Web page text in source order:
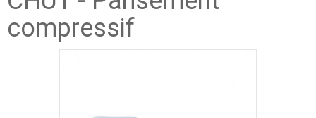
compressif